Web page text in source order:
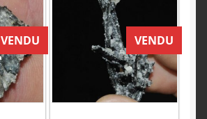
VENDU VENDU